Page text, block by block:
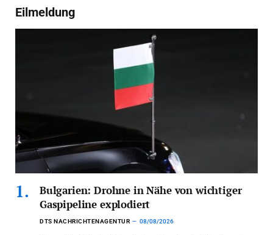
Eilmeldung
Bulgarien: Drohne in Nähe von wichtiger
Gaspipeline explodiert
DTS NACHRICHTENAGENTUR 08/08/2026